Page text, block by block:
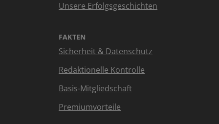
Unsere Erfolgsgeschichten
FAKTEN
Sicherheit & Datenschutz
Redaktionelle Kontrolle
Basis-Mitgliedschaft
Premiumvorteile